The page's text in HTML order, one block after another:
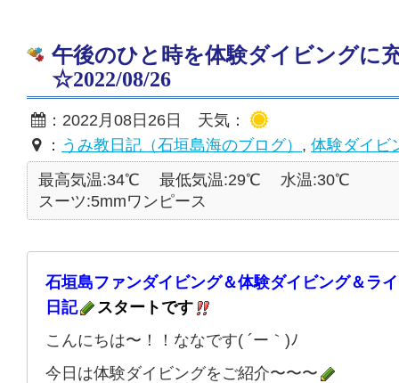
午後のひと時を体験ダイビングに
☆2022/08/26
：2022月08日26日 天気：
： うみ教日記（石垣島海のブログ） , 体験ダイビ
最高気温:34℃
最低気温:29℃
水温:30℃
スーツ:5mmワンピース
石垣島ファンダイビング＆体験ダイビング＆ラ
日記
スタートです
こんにちは〜！！ななです( ´ー｀)ﾉ
今日は体験ダイビングをご紹介〜〜〜